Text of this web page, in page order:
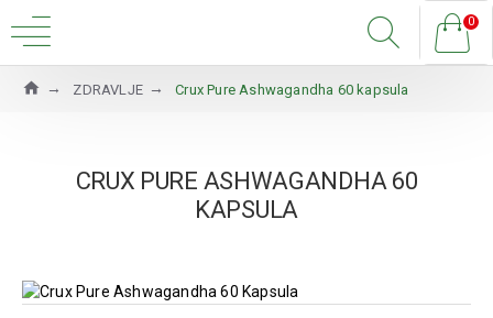
0
ZDRAVLJE Crux Pure Ashwagandha 60 kapsula
CRUX PURE ASHWAGANDHA 60
KAPSULA